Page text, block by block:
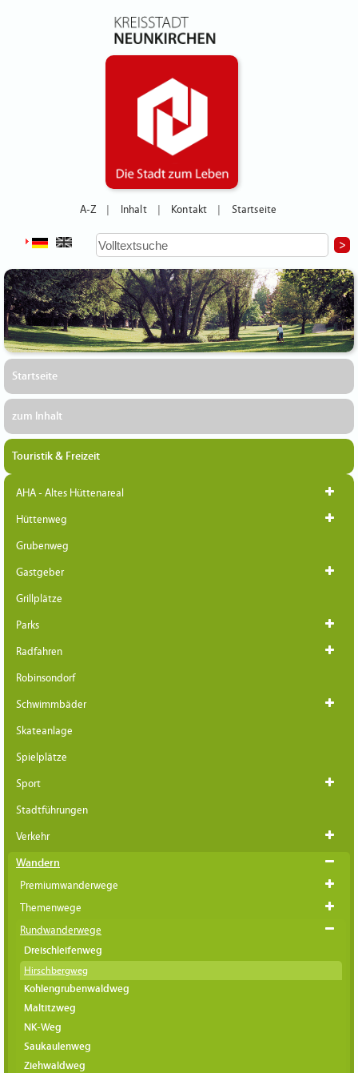
A-Z Inhalt Kontakt Startseite
Startseite
zum Inhalt
Touristik & Freizeit
AHA - Altes Hüttenareal
Hüttenweg
Grubenweg
Gastgeber
Grillplätze
Parks
Radfahren
Robinsondorf
Schwimmbäder
Skateanlage
Spielplätze
Sport
Stadtführungen
Verkehr
Wandern
Premiumwanderwege
Themenwege
Rundwanderwege
Dreischleifenweg
Hirschbergweg
Kohlengrubenwaldweg
Maltitzweg
NK-Weg
Saukaulenweg
Ziehwaldweg